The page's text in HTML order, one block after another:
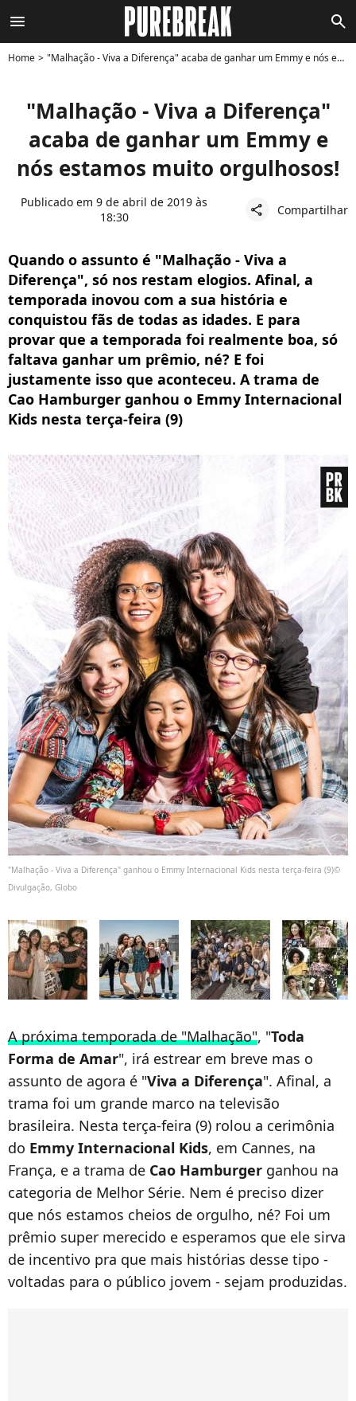
menu search
Home "Malhação - Viva a Diferença" acaba de ganhar um Emmy e nós estamos muito orgulhosos!
"Malhação - Viva a Diferença"
acaba de ganhar um Emmy e
nós estamos muito orgulhosos!
Publicado em 9 de abril de 2019 às
18:30
share Compartilhar
Quando o assunto é "Malhação - Viva a
Diferença", só nos restam elogios. Afinal, a
temporada inovou com a sua história e
conquistou fãs de todas as idades. E para
provar que a temporada foi realmente boa, só
faltava ganhar um prêmio, né? E foi
justamente isso que aconteceu. A trama de
Cao Hamburger ganhou o Emmy Internacional
Kids nesta terça-feira (9)
"Malhação - Viva a Diferença" ganhou o Emmy Internacional Kids nesta terça-feira (9)©
Divulgação, Globo
A próxima temporada de "Malhação", "Toda
Forma de Amar", irá estrear em breve mas o
assunto de agora é "Viva a Diferença". Afinal, a
trama foi um grande marco na televisão
brasileira. Nesta terça-feira (9) rolou a cerimônia
do Emmy Internacional Kids, em Cannes, na
França, e a trama de Cao Hamburger ganhou na
categoria de Melhor Série. Nem é preciso dizer
que nós estamos cheios de orgulho, né? Foi um
prêmio super merecido e esperamos que ele sirva
de incentivo pra que mais histórias desse tipo -
voltadas para o público jovem - sejam produzidas.